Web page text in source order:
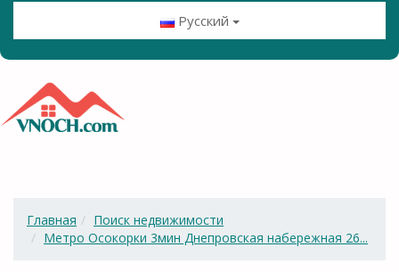
Русский
Главная
Поиск недвижимости
Метро Осокорки 3мин Днепровская набережная 26...